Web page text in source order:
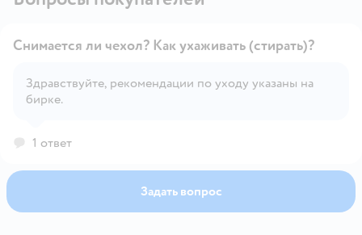
Снимается ли чехол? Как ухаживать (стирать)?
Здравствуйте, рекомендации по уходу указаны на
бирке.
1 ответ
Задать вопрос